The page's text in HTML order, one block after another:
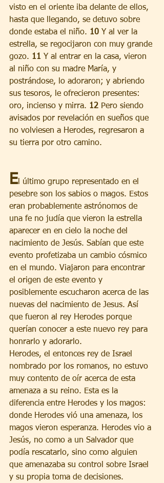
visto en el oriente iba delante de ellos,
hasta que llegando, se detuvo sobre
donde estaba el niño. 10 Y al ver la
estrella, se regocijaron con muy grande
gozo. 11 Y al entrar en la casa, vieron
al niño con su madre María, y
postrándose, lo adoraron; y abriendo
sus tesoros, le ofrecieron presentes:
oro, incienso y mirra. 12 Pero siendo
avisados por revelación en sueños que
no volviesen a Herodes, regresaron a
su tierra por otro camino.
E l último grupo representado en el
pesebre son los sabios o magos. Estos
eran probablemente astrónomos de
una fe no judía que vieron la estrella
aparecer en en cielo la noche del
nacimiento de Jesús. Sabían que este
evento profetizaba un cambio cósmico
en el mundo. Viajaron para encontrar
el origen de este evento y
posiblemente escucharon acerca de las
nuevas del nacimiento de Jesus. Así
que fueron al rey Herodes porque
querían conocer a este nuevo rey para
honrarlo y adorarlo.
Herodes, el entonces rey de Israel
nombrado por los romanos, no estuvo
muy contento de oír acerca de esta
amenaza a su reino. Esta es la
diferencia entre Herodes y los magos:
donde Herodes vió una amenaza, los
magos vieron esperanza. Herodes vio a
Jesús, no como a un Salvador que
podía rescatarlo, sino como alguien
que amenazaba su control sobre Israel
y su propia toma de decisiones.